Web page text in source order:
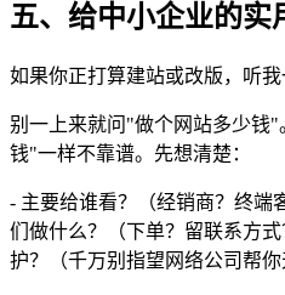
五、给中小企业的实
如果你正打算建站或改版，听我
别一上来就问"做个网站多少钱
钱"一样不靠谱。先想清楚：
- 主要给谁看？（经销商？终端
们做什么？（下单？留联系方
护？（千万别指望网络公司帮你